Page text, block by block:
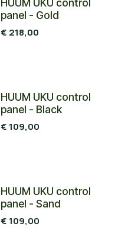
panel - Gold
€ 218,00
HUUM UKU control
panel - Black
€ 109,00
HUUM UKU control
panel - Sand
€ 109,00